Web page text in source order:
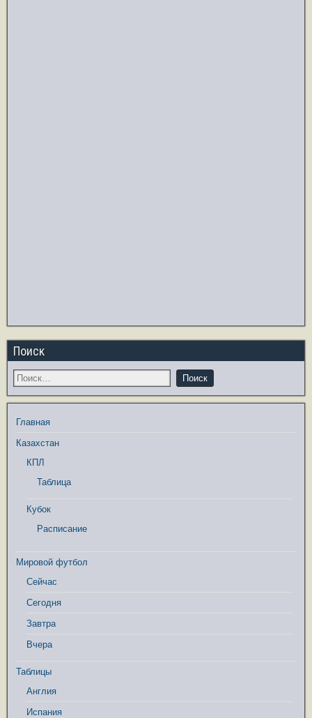
Поиск
Главная
Казахстан
КПЛ
Таблица
Кубок
Расписание
Мировой футбол
Сейчас
Сегодня
Завтра
Вчера
Таблицы
Англия
Испания